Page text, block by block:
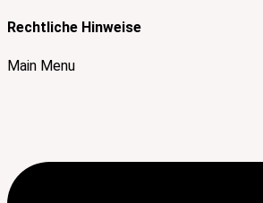
Rechtliche Hinweise
Main Menu